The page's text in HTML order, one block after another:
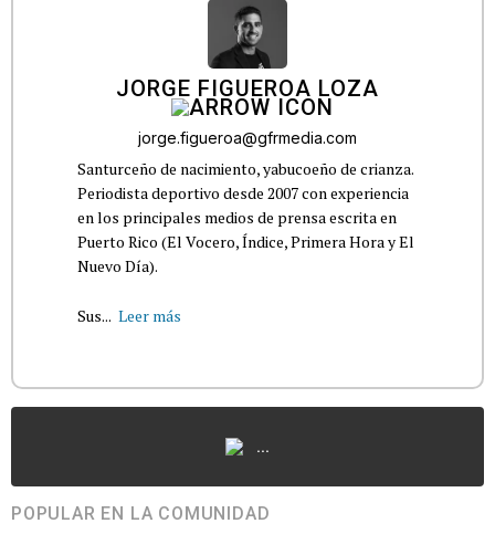
JORGE FIGUEROA LOZA
jorge.figueroa@gfrmedia.com
Santurceño de nacimiento, yabucoeño de crianza.
Periodista deportivo desde 2007 con experiencia
en los principales medios de prensa escrita en
Puerto Rico (El Vocero, Índice, Primera Hora y El
Nuevo Día).
Sus... Leer más
...
POPULAR EN LA COMUNIDAD